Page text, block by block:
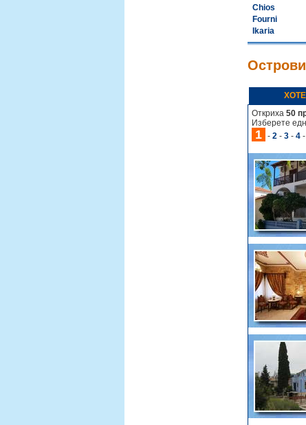
Chios
Fourni
Ikaria
Откриха 50
Изберете
1 - 2 - 3 - 4 -